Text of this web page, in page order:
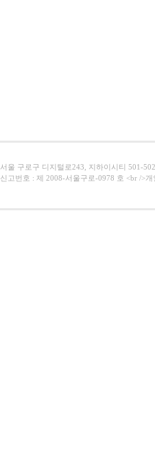
서울 구로구 디지털로243, 지하이시티 501-
신고번호 : 제 2008-서울구로-0978 호 <br />